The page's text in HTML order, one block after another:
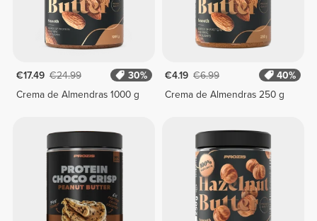
€17.49 €24.99
30%
Crema de Almendras 1000 g
€4.19 €6.99
40%
Crema de Almendras 250 g